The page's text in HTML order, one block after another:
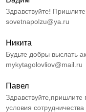
Здравствуйте!
sovetnapolzu@ya.ru
Никита
Будьте добры выслать
mykytagolovliov@mail.ru
Павел
условия